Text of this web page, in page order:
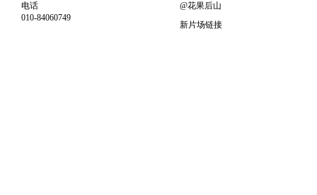
电话
010-84060749
@花果后山
新片场链接